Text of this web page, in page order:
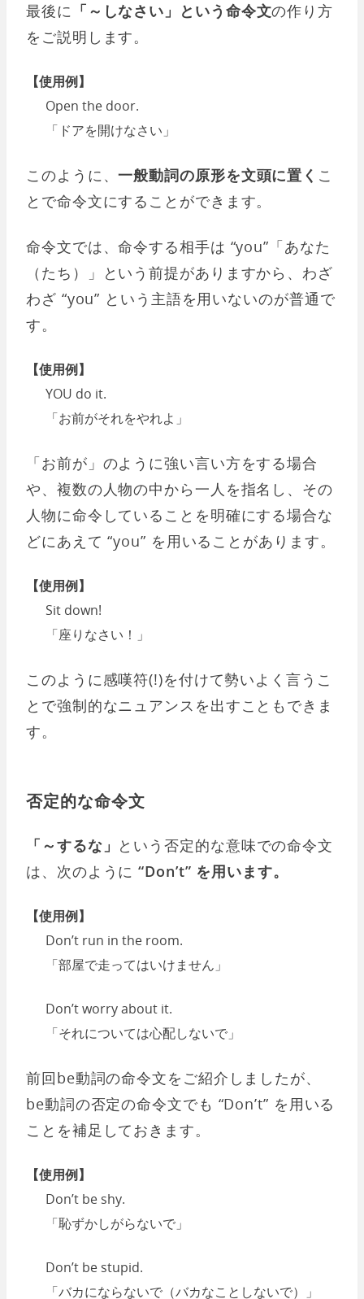
最後に 「～しなさい」という命令文の作り方
をご説明します。
【使用例】
Open the door.
「ドアを開けなさい」
このように、一般動詞の原形を文頭に置く こ
とで命令文にすることができます。
命令文では、命令する相手は “you”「あなた
（たち）」という前提がありますから、わざ
わざ “you” という主語を用いないのが普通で
す。
【使用例】
YOU do it.
「お前がそれをやれよ」
「お前が」のように強い言い方をする場合
や、複数の人物の中から一人を指名し、その
人物に命令していることを明確にする場合な
どにあえて “you” を用いることがあります。
【使用例】
Sit down!
「座りなさい！」
このように感嘆符(!)を付けて勢いよく言うこ
とで強制的なニュアンスを出すこともできま
す。
否定的な命令文
「～するな」 という否定的な意味での命令文
は、次のように“Don’t” を用います。
【使用例】
Don’t run in the room.
「部屋で走ってはいけません」
Don’t worry about it.
「それについては心配しないで」
前回be動詞の命令文をご紹介しましたが、
be動詞の否定の命令文でも “Don’t” を用いる
ことを補足しておきます。
【使用例】
Don’t be shy.
「恥ずかしがらないで」
Don’t be stupid.
「バカにならないで（バカなことしないで）」